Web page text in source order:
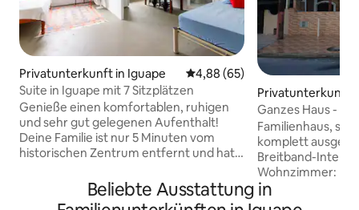
Privatunterkunft in Iguape Durchschnittliche Bewertung:
4,88 (65)
Suite in Iguape mit 7 Sitzplätzen
Genieße einen komfortablen, ruhigen
und sehr gut gelegenen Aufenthalt!
Deine Familie ist nur 5 Minuten vom
historischen Zentrum entfernt und hat
Apotheke, einer Bäckerei, Banken, einer
Tankstelle und vielem mehr. Die
Privatunterkunft
o Sarnambi
Ganzes Haus -
entfernt -
Familienhaus,
komplett
Breitband-
Wohnzimmer:
Sofa und Kabel-TV
komplett mit
Beliebte Ausstattung in